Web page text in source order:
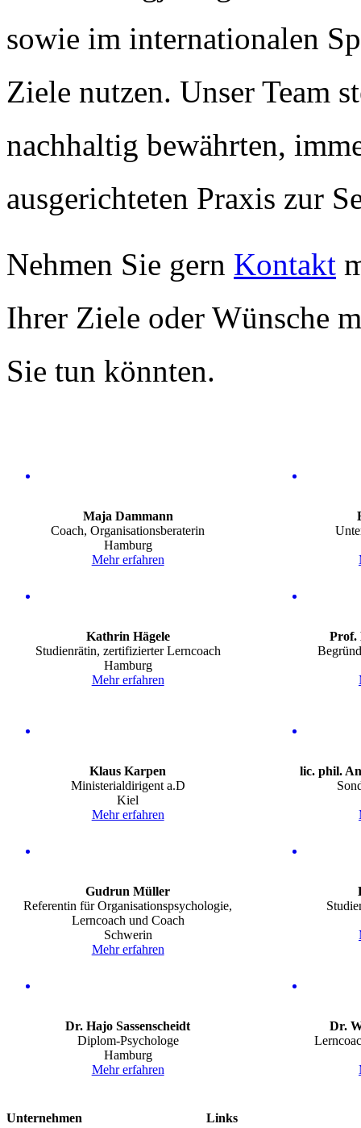
sowie im internationalen
Ziele nutzen. Unser Team
nachhaltig bewährten,
ausgerichteten Praxis zur
Nehmen Sie gern Kontakt
Ihrer Ziele oder Wünsche
Sie tun könnten.
Maja Dammann
Coach, Organisationsberaterin
Hamburg
Mehr erfahren
Kathrin Hägele
Studienrätin, zertifizierter Lerncoach
Hamburg
Mehr erfahren
Prof.
Klaus Karpen
Ministerialdirigent a.D
Kiel
Mehr erfahren
lic. phil.
Gudrun Müller
Referentin für Organisationspsychologie,
Lerncoach und Coach
Schwerin
Mehr erfahren
Dr. Hajo Sassenscheidt
Diplom-Psychologe
Hamburg
Mehr erfahren
Dr.
Unternehmen Links